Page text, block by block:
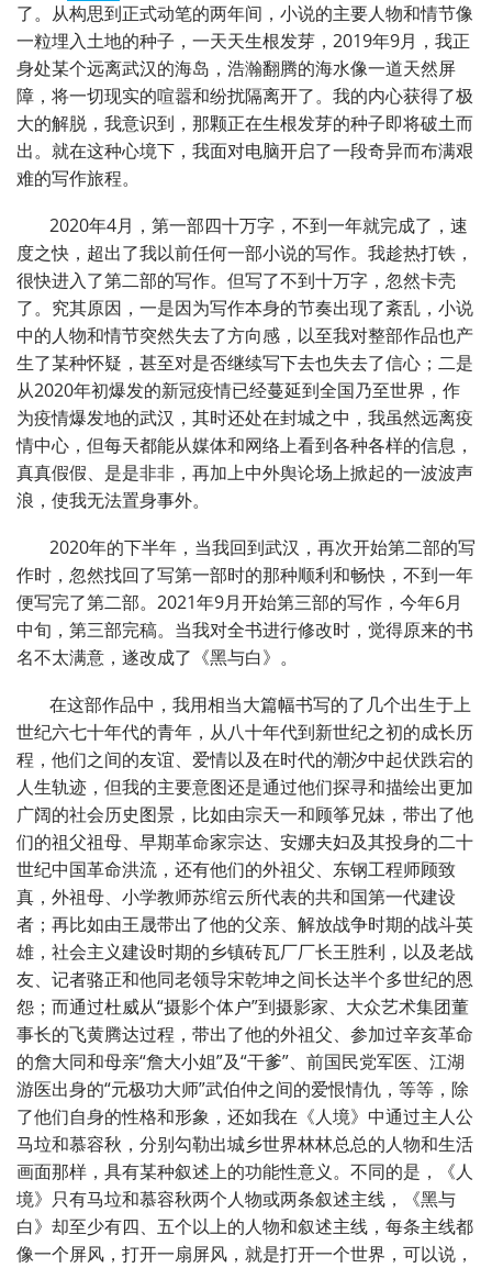
了。从构思到正式动笔的两年间，小说的主要人物和情节像
一粒埋入土地的种子，一天天生根发芽，2019年9月，我正
身处某个远离武汉的海岛，浩瀚翻腾的海水像一道天然屏
障，将一切现实的喧嚣和纷扰隔离开了。我的内心获得了极
大的解脱，我意识到，那颗正在生根发芽的种子即将破土而
出。就在这种心境下，我面对电脑开启了一段奇异而布满艰
难的写作旅程。
2020年4月，第一部四十万字，不到一年就完成了，速
度之快，超出了我以前任何一部小说的写作。我趁热打铁，
很快进入了第二部的写作。但写了不到十万字，忽然卡壳
了。究其原因，一是因为写作本身的节奏出现了紊乱，小说
中的人物和情节突然失去了方向感，以至我对整部作品也产
生了某种怀疑，甚至对是否继续写下去也失去了信心；二是
从2020年初爆发的新冠疫情已经蔓延到全国乃至世界，作
为疫情爆发地的武汉，其时还处在封城之中，我虽然远离疫
情中心，但每天都能从媒体和网络上看到各种各样的信息，
真真假假、是是非非，再加上中外舆论场上掀起的一波波声
浪，使我无法置身事外。
2020年的下半年，当我回到武汉，再次开始第二部的写
作时，忽然找回了写第一部时的那种顺利和畅快，不到一年
便写完了第二部。2021年9月开始第三部的写作，今年6月
中旬，第三部完稿。当我对全书进行修改时，觉得原来的书
名不太满意，遂改成了《黑与白》。
在这部作品中，我用相当大篇幅书写的了几个出生于上
世纪六七十年代的青年，从八十年代到新世纪之初的成长历
程，他们之间的友谊、爱情以及在时代的潮汐中起伏跌宕的
人生轨迹，但我的主要意图还是通过他们探寻和描绘出更加
广阔的社会历史图景，比如由宗天一和顾筝兄妹，带出了他
们的祖父祖母、早期革命家宗达、安娜夫妇及其投身的二十
世纪中国革命洪流，还有他们的外祖父、东钢工程师顾致
真，外祖母、小学教师苏绾云所代表的共和国第一代建设
者；再比如由王晟带出了他的父亲、解放战争时期的战斗英
雄，社会主义建设时期的乡镇砖瓦厂厂长王胜利，以及老战
友、记者骆正和他同老领导宋乾坤之间长达半个多世纪的恩
怨；而通过杜威从“摄影个体户”到摄影家、大众艺术集团董
事长的飞黄腾达过程，带出了他的外祖父、参加过辛亥革命
的詹大同和母亲“詹大小姐”及“干爹”、前国民党军医、江湖
游医出身的“元极功大师”武伯仲之间的爱恨情仇，等等，除
了他们自身的性格和形象，还如我在《人境》中通过主人公
马垃和慕容秋，分别勾勒出城乡世界林林总总的人物和生活
画面那样，具有某种叙述上的功能性意义。不同的是，《人
境》只有马垃和慕容秋两个人物或两条叙述主线，《黑与
白》却至少有四、五个以上的人物和叙述主线，每条主线都
像一个屏风，打开一扇屏风，就是打开一个世界，可以说，